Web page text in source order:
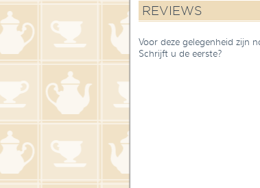
REVIEWS
Voor deze gelegenheid zijn
Schrijft u de eerste?